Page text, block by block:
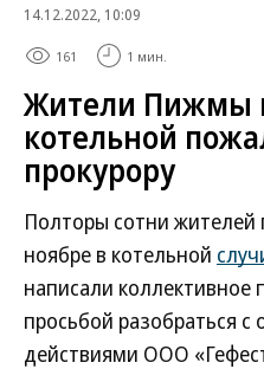
14.12.2022, 10:09
161 1 мин.
Жители Пижмы
котельной
прокурору
Полторы сотни жителей
ноябре в котельной
написали коллективное
просьбой разобраться с
действиями ООО